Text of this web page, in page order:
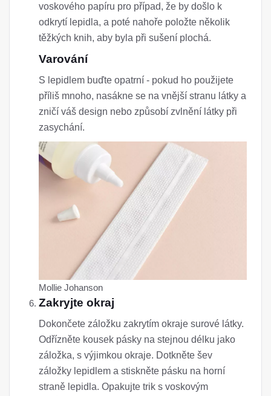
voskového papíru pro případ, že by došlo k
odkrytí lepidla, a poté nahoře položte několik
těžkých knih, aby byla při sušení plochá.
Varování
S lepidlem buďte opatrní - pokud ho použijete
příliš mnoho, nasákne se na vnější stranu látky a
zničí váš design nebo způsobí zvlnění látky při
zasychání.
Mollie Johanson
Zakryjte okraj
Dokončete záložku zakrytím okraje surové látky.
Odřízněte kousek pásky na stejnou délku jako
záložka, s výjimkou okraje. Dotkněte šev
záložky lepidlem a stiskněte pásku na horní
straně lepidla. Opakujte trik s voskovým